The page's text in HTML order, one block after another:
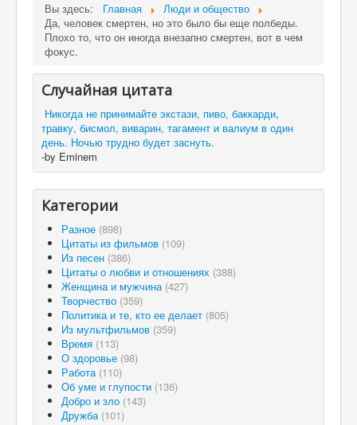
Вы здесь: Главная
Люди и общество
Да, человек смертен, но это было бы еще полбеды.
Плохо то, что он иногда внезапно смертен, вот в чем
фокус.
Случайная цитата
Никогда не принимайте экстази, пиво, баккарди,
травку, бисмол, виварин, тагамент и валиум в один
день. Ночью трудно будет заснуть.
-by Eminem
Категории
Разное (898)
Цитаты из фильмов (109)
Из песен (386)
Цитаты о любви и отношениях (388)
Женщина и мужчина (427)
Творчество (359)
Политика и те, кто ее делает (805)
Из мультфильмов (359)
Время (113)
О здоровье (98)
Работа (110)
Об уме и глупости (136)
Добро и зло (143)
Дружба (101)